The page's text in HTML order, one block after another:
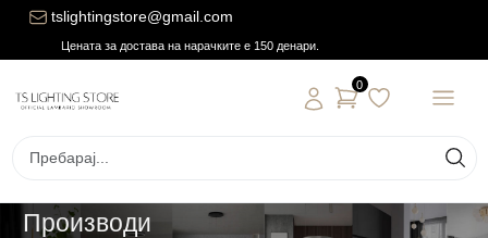
tslightingstore@gmail.com
Цената за достава на нарачките е 150 денари.
0
Производи